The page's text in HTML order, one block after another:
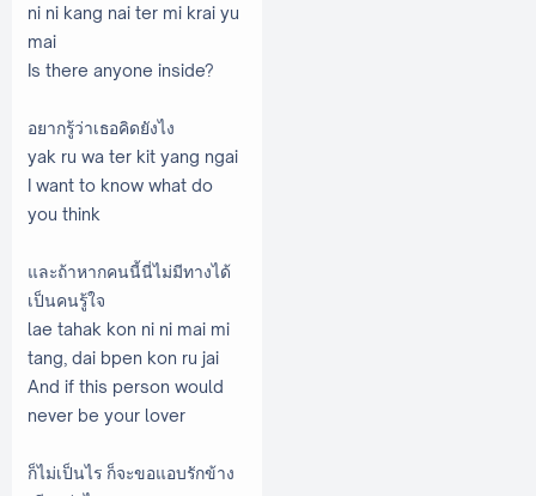
ni ni kang nai ter mi krai yu
mai
Is there anyone inside?
อยากรู้ว่าเธอคิดยังไง
yak ru wa ter kit yang ngai
I want to know what do
you think
และถ้าหากคนนี้นี่ไม่มีทางได้
เป็นคนรู้ใจ
lae tahak kon ni ni mai mi
tang, dai bpen kon ru jai
And if this person would
never be your lover
ก็ไม่เป็นไร ก็จะขอแอบรักข้าง